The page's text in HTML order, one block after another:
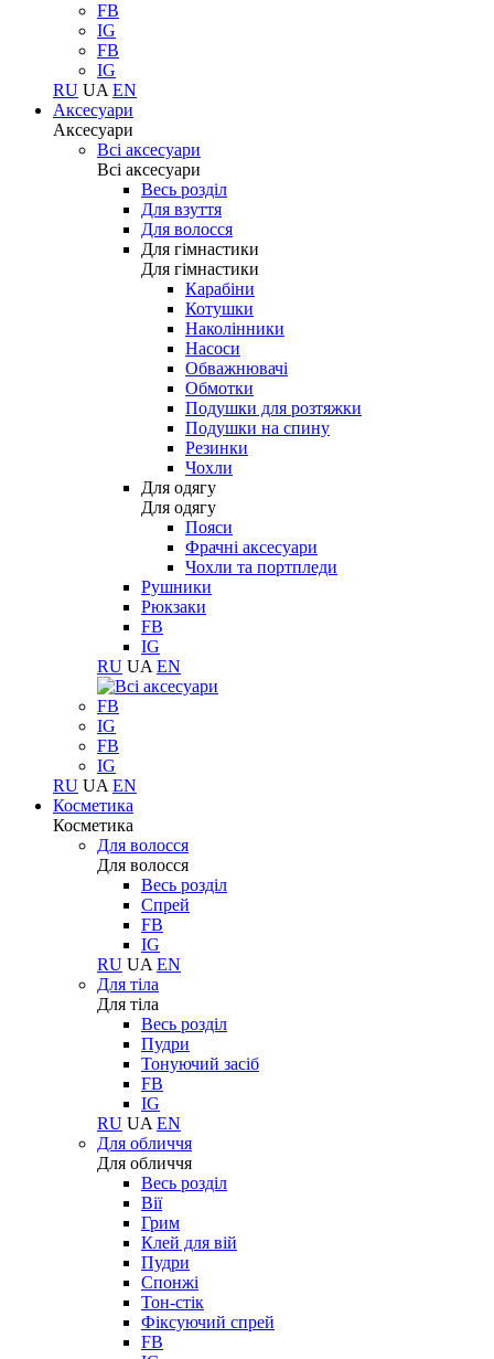
FB
IG
FB
IG
RU UA EN
Аксесуари
Аксесуари
Всі аксесуари
Всі аксесуари
Весь розділ
Для взуття
Для волосся
Для гімнастики
Для гімнастики
Карабіни
Котушки
Наколінники
Насоси
Обважнювачі
Обмотки
Подушки для розтяжки
Подушки на спину
Резинки
Чохли
Для одягу
Для одягу
Пояси
Фрачні аксесуари
Чохли та портпледи
Рушники
Рюкзаки
FB
IG
RU UA EN
FB
IG
FB
IG
RU UA EN
Косметика
Косметика
Для волосся
Для волосся
Весь розділ
Спрей
FB
IG
RU UA EN
Для тіла
Для тіла
Весь розділ
Пудри
Тонуючий засіб
FB
IG
RU UA EN
Для обличчя
Для обличчя
Весь розділ
Вії
Грим
Клей для вій
Пудри
Спонжі
Тон-стік
Фіксуючий спрей
FB